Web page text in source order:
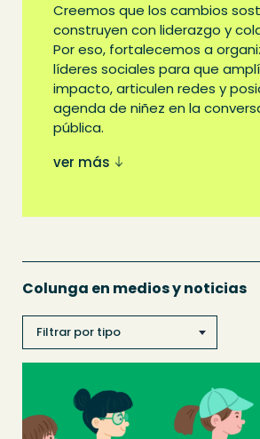
Creemos que los cambios
construyen con liderazgo y
Por eso, fortalecemos a
líderes sociales para que
impacto, articulen redes y
agenda de niñez en la
pública.
ver más
Colunga en medios y noticias
Filtrar por tipo